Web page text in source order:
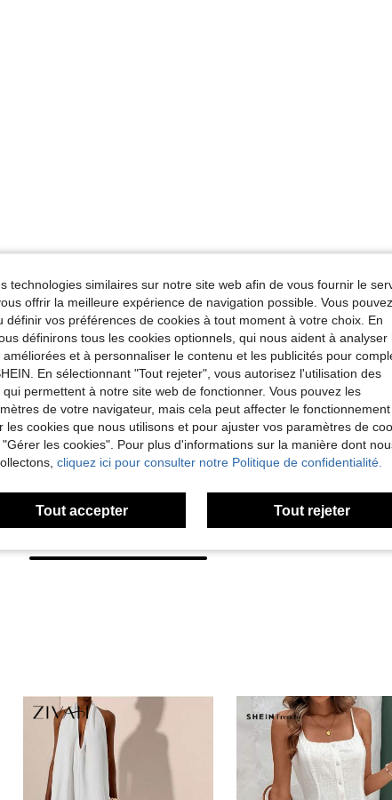
technologies similaires sur notre site web afin de vous fournir le
offrir la meilleure expérience de navigation possible. Vous pouvez
définir vos préférences de cookies à tout moment à votre choix. En
définirons tous les cookies optionnels, qui nous aident à analyser
et à personnaliser le contenu et les publicités pour
En sélectionnant "Tout rejeter", vous autorisez l'utilisation des
permettent à notre site web de fonctionner. Vous pouvez les
de votre navigateur, mais cela peut affecter le fonctionnement
les cookies que nous utilisons et pour ajuster vos paramètres de
les cookies". Pour plus d'informations sur la manière dont
cliquez ici pour consulter notre Politique de confidentialité.
Tout accepter Tout rejeter